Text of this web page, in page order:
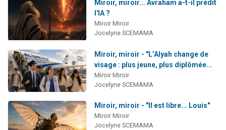
Miroir, miroir... Avraham a-t-il prédit
l'IA ?
Miroir Miroir
Jocelyne SCEMAMA
Miroir, miroir - "L’Alyah change de
visage : plus jeune, plus diplômée...
Miroir Miroir
Jocelyne SCEMAMA
Miroir, miroir - "Il est libre... Louis"
Miroir Miroir
Jocelyne SCEMAMA